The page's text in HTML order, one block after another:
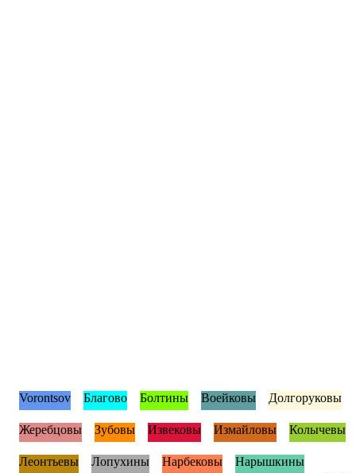
Vorontsov Благово Болтины Воейковы Долгоруковы
Жеребцовы Зубовы Извековы Измайловы Колычевы
Леонтьевы Лопухины Нарбековы Нарышкины